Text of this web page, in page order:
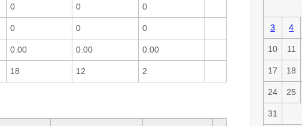
0 0 0
0 0 0
0.00 0.00 0.00
18 12 2
3 4
10 11
17 18
24 25
31